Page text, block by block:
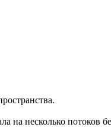
на несколько потоков